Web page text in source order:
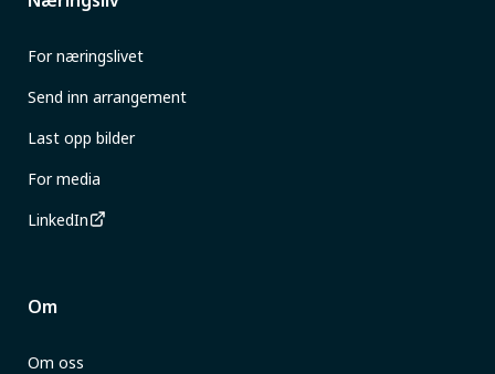
For næringslivet
Send inn arrangement
Last opp bilder
For media
LinkedIn
Om
Om oss